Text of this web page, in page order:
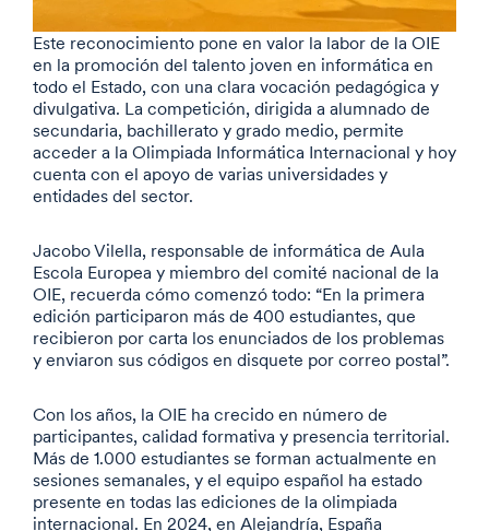
Este reconocimiento pone en valor la labor de la OIE
en la promoción del talento joven en informática en
todo el Estado, con una clara vocación pedagógica y
divulgativa. La competición, dirigida a alumnado de
secundaria, bachillerato y grado medio, permite
acceder a la Olimpiada Informática Internacional y hoy
cuenta con el apoyo de varias universidades y
entidades del sector.
Jacobo Vilella, responsable de informática de Aula
Escola Europea y miembro del comité nacional de la
OIE, recuerda cómo comenzó todo: “En la primera
edición participaron más de 400 estudiantes, que
recibieron por carta los enunciados de los problemas
y enviaron sus códigos en disquete por correo postal”.
Con los años, la OIE ha crecido en número de
participantes, calidad formativa y presencia territorial.
Más de 1.000 estudiantes se forman actualmente en
sesiones semanales, y el equipo español ha estado
presente en todas las ediciones de la olimpiada
internacional. En 2024, en Alejandría, España